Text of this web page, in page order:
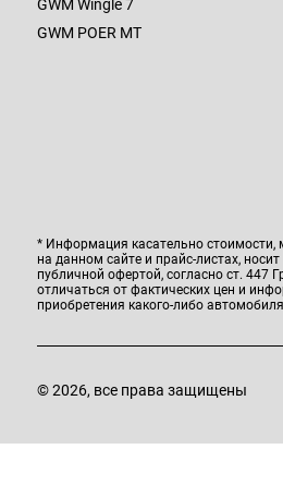
GWM Wingle 7
GWM POER MT
* Информация касательно стоимости,
на данном сайте и прайс-листах,
публичной офертой, согласно ст. 447
отличаться от фактических цен и
приобретения какого-либо
© 2026, все права защищены